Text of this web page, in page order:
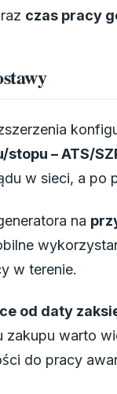
czas pracy
– ATS/
w sieci, a po
na
w terenie.
od daty
zakupu warto
do pracy